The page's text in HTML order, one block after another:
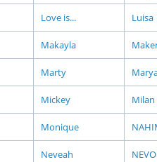
Love is... Luisa
Makayla
Marty
Mickey Milan
Monique
Neveah NEVO